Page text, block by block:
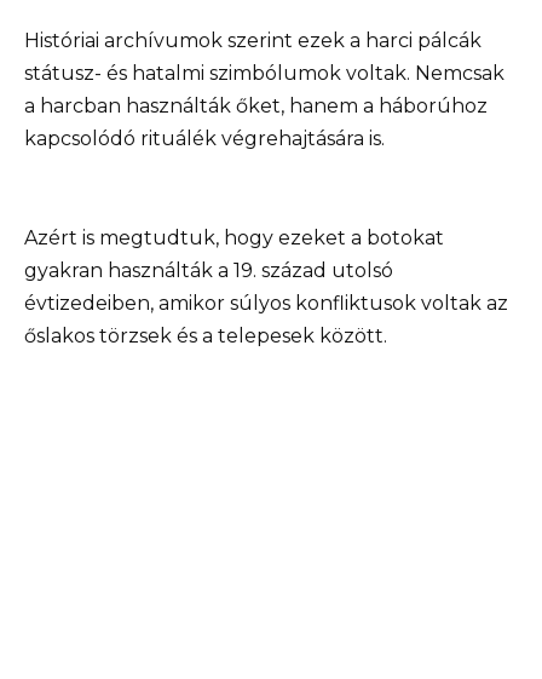
Históriai archívumok szerint ezek a harci pálcák
státusz- és hatalmi szimbólumok voltak. Nemcsak
a harcban használták őket, hanem a háborúhoz
kapcsolódó rituálék végrehajtására is.
Azért is megtudtuk, hogy ezeket a botokat
gyakran használták a 19. század utolsó
évtizedeiben, amikor súlyos konfliktusok voltak az
őslakos törzsek és a telepesek között.